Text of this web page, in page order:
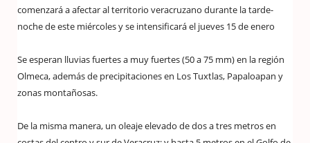
comenzará a afectar al territorio veracruzano durante la tarde-
noche de este miércoles y se intensificará el jueves 15 de enero
Se esperan lluvias fuertes a muy fuertes (50 a 75 mm) en la región
Olmeca, además de precipitaciones en Los Tuxtlas, Papaloapan y
zonas montañosas.
De la misma manera, un oleaje elevado de dos a tres metros en